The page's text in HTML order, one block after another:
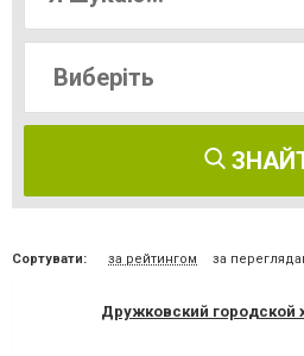
Сортувати: за рейтингом за
Дружковский городской